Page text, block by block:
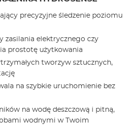
precyzyjne śledzenie poziomu
zasilania elektrycznego czy
prostotę użytkowania
tworzyw sztucznych,
na szybkie uruchomienie bez
na wodę deszczową i pitną,
wodnymi w Twoim